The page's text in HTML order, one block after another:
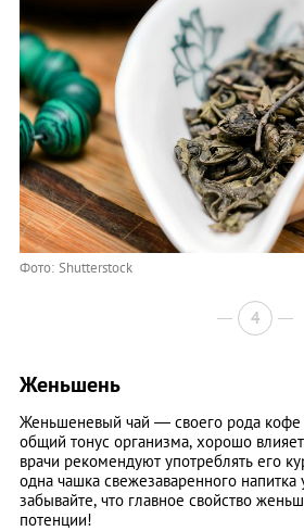
Фото: Shutterstock
4
Женьшень
Женьшеневый чай — своего рода
общий тонус организма, хорошо
врачи рекомендуют употреблять его
одна чашка свежезаваренного
забывайте, что главное свойство
потенции!